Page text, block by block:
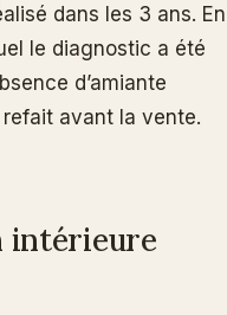
dans les 3 ans. En
le diagnostic a été
d’amiante
avant la vente.
intérieure